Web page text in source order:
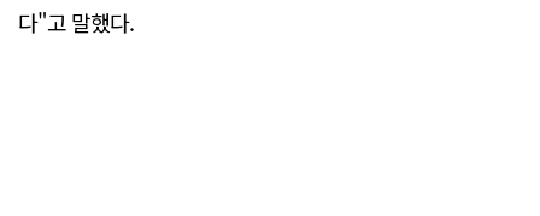
다"고 말했다.